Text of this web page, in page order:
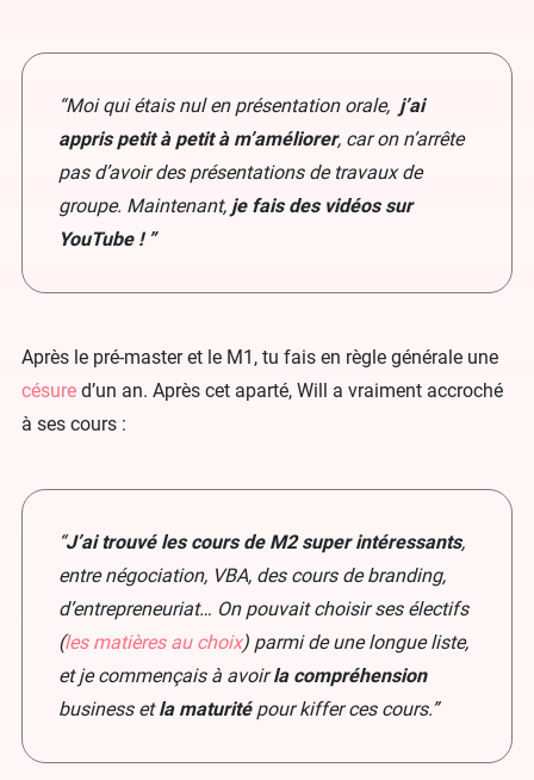
“Moi qui étais nul en présentation orale, j’ai
appris petit à petit à m’améliorer, car on n’arrête
pas d’avoir des présentations de travaux de
groupe. Maintenant, je fais des vidéos sur
YouTube ! ”
Après le pré-master et le M1, tu fais en règle générale une
césure d’un an. Après cet aparté, Will a vraiment accroché
à ses cours :
“J’ai trouvé les cours de M2 super intéressants,
entre négociation, VBA, des cours de branding,
d’entrepreneuriat… On pouvait choisir ses électifs
(les matières au choix) parmi de une longue liste,
et je commençais à avoirla compréhension
business etla maturitépour kiffer ces cours.”